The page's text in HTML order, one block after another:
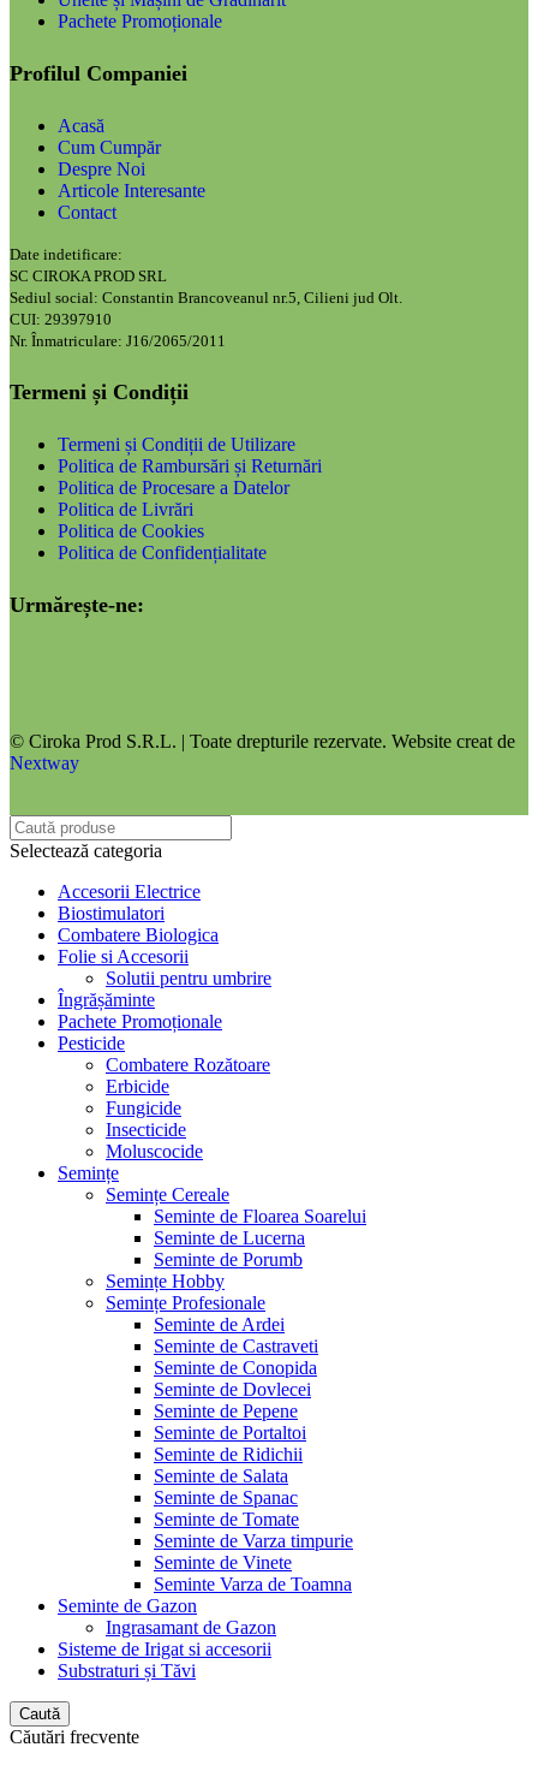
Pachete Promoționale
Profilul Companiei
Acasă
Cum Cumpăr
Despre Noi
Articole Interesante
Contact
Date indetificare:
SC CIROKA PROD SRL
Sediul social: Constantin Brancoveanul nr.5, Cilieni jud Olt.
CUI: 29397910
Nr. Înmatriculare: J16/2065/2011
Termeni și Condiții
Termeni și Condiții de Utilizare
Politica de Rambursări și Returnări
Politica de Procesare a Datelor
Politica de Livrări
Politica de Cookies
Politica de Confidențialitate
Urmărește-ne:
© Ciroka Prod S.R.L. | Toate drepturile rezervate. Website creat de
Nextway
Selectează categoria
Accesorii Electrice
Biostimulatori
Combatere Biologica
Folie si Accesorii
Solutii pentru umbrire
Îngrășăminte
Pachete Promoționale
Pesticide
Combatere Rozătoare
Erbicide
Fungicide
Insecticide
Moluscocide
Semințe
Semințe Cereale
Seminte de Floarea Soarelui
Seminte de Lucerna
Seminte de Porumb
Semințe Hobby
Semințe Profesionale
Seminte de Ardei
Seminte de Castraveti
Seminte de Conopida
Seminte de Dovlecei
Seminte de Pepene
Seminte de Portaltoi
Seminte de Ridichii
Seminte de Salata
Seminte de Spanac
Seminte de Tomate
Seminte de Varza timpurie
Seminte de Vinete
Seminte Varza de Toamna
Seminte de Gazon
Ingrasamant de Gazon
Sisteme de Irigat si accesorii
Substraturi și Tăvi
Caută
Căutări frecvente